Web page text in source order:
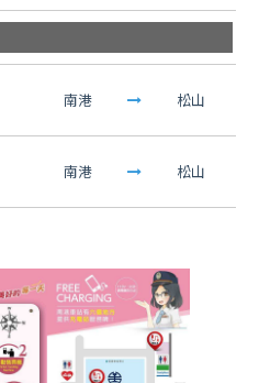
南港 松山
南港 松山